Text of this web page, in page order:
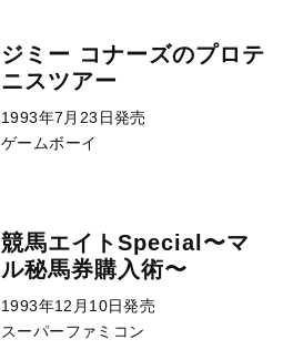
ジミー コナーズのプロテ
ニスツアー
1993年7月23日発売
ゲームボーイ
競馬エイトSpecial〜マ
ル秘馬券購入術〜
1993年12月10日発売
スーパーファミコン